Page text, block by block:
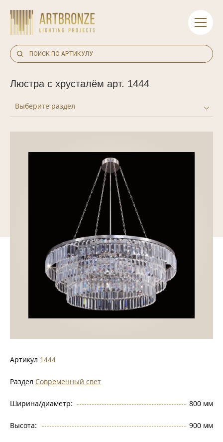
content
Люстра с хрусталём арт. 1444
Выберите раздел
Артикул 1444
Раздел Современный свет
Ширина/диаметр: 800 мм
Высота: 900 мм